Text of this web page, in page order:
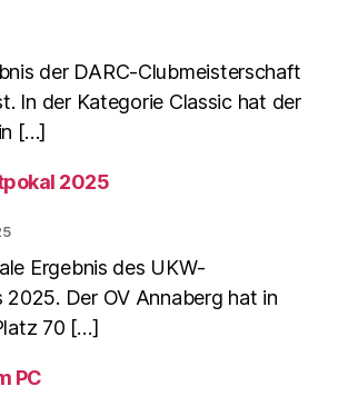
der DARC-Clubmeisterschaft
In der Kategorie Classic hat der
[…]
2025
Ergebnis des UKW-
Der OV Annaberg hat in
70 […]
PC